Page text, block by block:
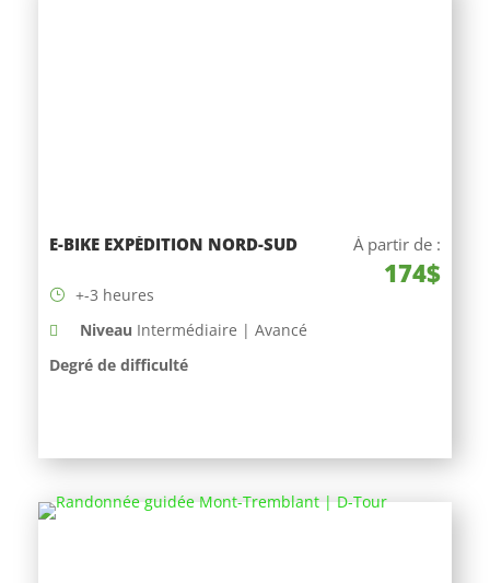
E-BIKE EXPÉDITION NORD-SUD À partir de :
174$
+-3 heures
Niveau Intermédiaire | Avancé
Degré de difficulté